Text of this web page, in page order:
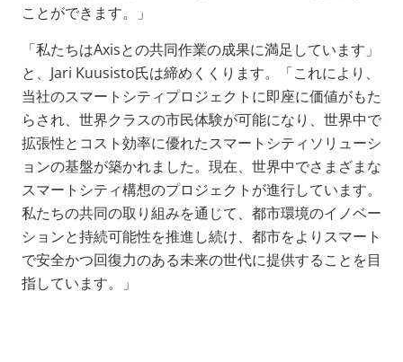
ことができます。」
「私たちはAxisとの共同作業の成果に満足しています」
と、Jari Kuusisto氏は締めくくります。「これにより、
当社のスマートシティプロジェクトに即座に価値がもた
らされ、世界クラスの市民体験が可能になり、世界中で
拡張性とコスト効率に優れたスマートシティソリューシ
ョンの基盤が築かれました。現在、世界中でさまざまな
スマートシティ構想のプロジェクトが進行しています。
私たちの共同の取り組みを通じて、都市環境のイノベー
ションと持続可能性を推進し続け、都市をよりスマート
で安全かつ回復力のある未来の世代に提供することを目
指しています。」